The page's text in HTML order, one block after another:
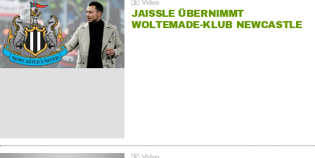
JAISSLE ÜBERNIMMT
WOLTEMADE-KLUB NEWCASTLE